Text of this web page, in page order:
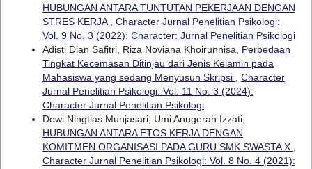
HUBUNGAN ANTARA TUNTUTAN PEKERJAAN DENGAN
STRES KERJA
Character Jurnal Penelitian Psikologi:
Vol. 9 No. 3 (2022): Character: Jurnal Penelitian Psikologi
Adisti Dian Safitri, Riza Noviana Khoirunnisa, Perbedaan
Tingkat Kecemasan Ditinjau dari Jenis Kelamin pada
Mahasiswa yang sedang Menyusun Skripsi
Character
Jurnal Penelitian Psikologi: Vol. 11 No. 3 (2024):
Character Jurnal Penelitian Psikologi
Dewi Ningtias Munjasari, Umi Anugerah Izzati,
HUBUNGAN ANTARA ETOS KERJA DENGAN
KOMITMEN ORGANISASI PADA GURU SMK SWASTA X
Character Jurnal Penelitian Psikologi: Vol. 8 No. 4 (2021):